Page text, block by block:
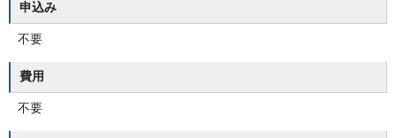
申込み
不要
費用
不要